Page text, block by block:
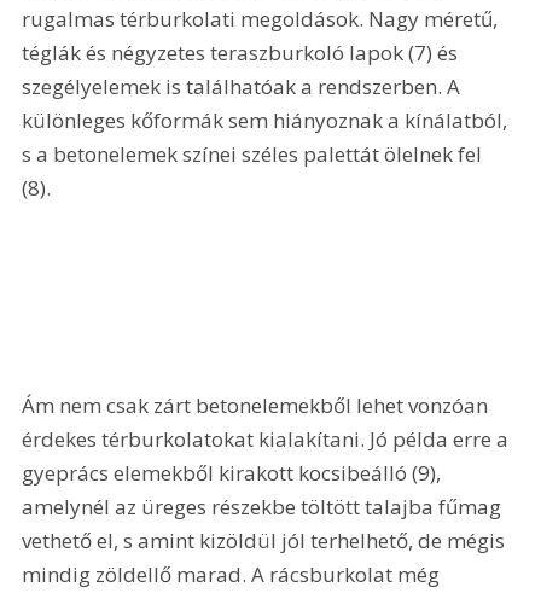
rugalmas térburkolati megoldások. Nagy méretű,
téglák és négyzetes teraszburkoló lapok (7) és
szegélyelemek is találhatóak a rendszerben. A
különleges kőformák sem hiányoznak a kínálatból,
s a betonelemek színei széles palettát ölelnek fel
(8).
Ám nem csak zárt betonelemekből lehet vonzóan
érdekes térburkolatokat kialakítani. Jó példa erre a
gyeprács elemekből kirakott kocsibeálló (9),
amelynél az üreges részekbe töltött talajba fűmag
vethető el, s amint kizöldül jól terhelhető, de mégis
mindig zöldellő marad. A rácsburkolat még